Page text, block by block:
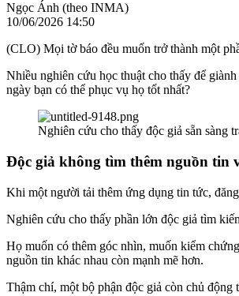
Ngọc Ánh (theo INMA)
10/06/2026 14:50
(CLO) Mọi tờ báo đều muốn trở thành một
Nhiều nghiên cứu học thuật cho thấy để
ngày bạn có thể phục vụ họ tốt nhất?
Nghiên cứu cho thấy độc giả sẵn sàng
Độc giả không tìm thêm nguồn tin
Khi một người tải thêm ứng dụng tin tức,
Nghiên cứu cho thấy phần lớn độc giả tìm
Họ muốn có thêm góc nhìn, muốn kiểm
nguồn tin khác nhau còn mạnh mẽ hơn.
Thậm chí, một bộ phận độc giả còn chủ